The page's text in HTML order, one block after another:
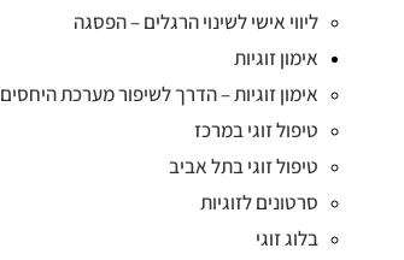
ליווי אישי לשינוי הרגלים – הפסגה
אימון זוגיות
אימון זוגיות – הדרך לשיפור מערכת היחסים
טיפול זוגי במרכז
טיפול זוגי בתל אביב
סרטונים לזוגיות
בלוג זוגי